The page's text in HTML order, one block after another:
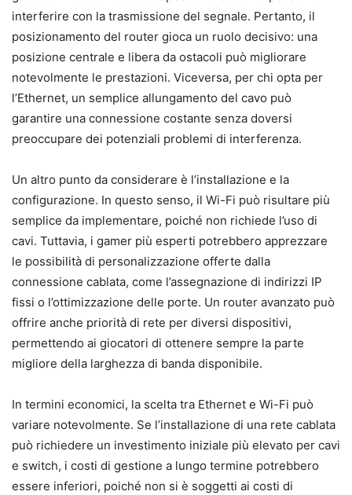
interferire con la trasmissione del segnale. Pertanto, il
posizionamento del router gioca un ruolo decisivo: una
posizione centrale e libera da ostacoli può migliorare
notevolmente le prestazioni. Viceversa, per chi opta per
l’Ethernet, un semplice allungamento del cavo può
garantire una connessione costante senza doversi
preoccupare dei potenziali problemi di interferenza.
Un altro punto da considerare è l’installazione e la
configurazione. In questo senso, il Wi-Fi può risultare più
semplice da implementare, poiché non richiede l’uso di
cavi. Tuttavia, i gamer più esperti potrebbero apprezzare
le possibilità di personalizzazione offerte dalla
connessione cablata, come l’assegnazione di indirizzi IP
fissi o l’ottimizzazione delle porte. Un router avanzato può
offrire anche priorità di rete per diversi dispositivi,
permettendo ai giocatori di ottenere sempre la parte
migliore della larghezza di banda disponibile.
In termini economici, la scelta tra Ethernet e Wi-Fi può
variare notevolmente. Se l’installazione di una rete cablata
può richiedere un investimento iniziale più elevato per cavi
e switch, i costi di gestione a lungo termine potrebbero
essere inferiori, poiché non si è soggetti ai costi di